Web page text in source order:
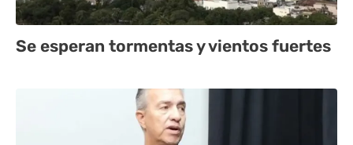
Se esperan tormentas y vientos fuertes